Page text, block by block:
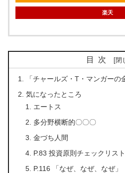
楽天
目次
「チャールズ・T・マンガーの
気になったところ
エートス
多分野横断的〇〇〇
金づち人間
P.83 投資原則チェックリスト
P.116 「なぜ、なぜ、なぜ」